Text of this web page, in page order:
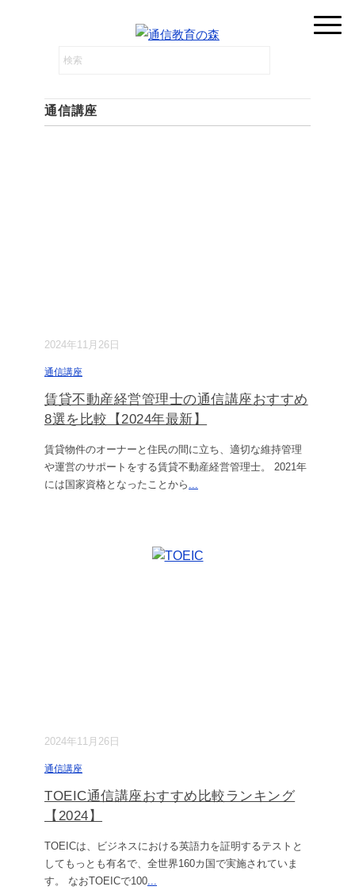
通信講座
2024年11月26日
通信講座
賃貸不動産経営管理士の通信講座おすすめ
8選を比較【2024年最新】
賃貸物件のオーナーと住民の間に立ち、適切な維持管理
や運営のサポートをする賃貸不動産経営管理士。 2021年
には国家資格となったことから ...
2024年11月26日
通信講座
TOEIC通信講座おすすめ比較ランキング
【2024】
TOEICは、ビジネスにおける英語力を証明するテストと
してもっとも有名で、全世界160カ国で実施されていま
す。 なおTOEICで100...